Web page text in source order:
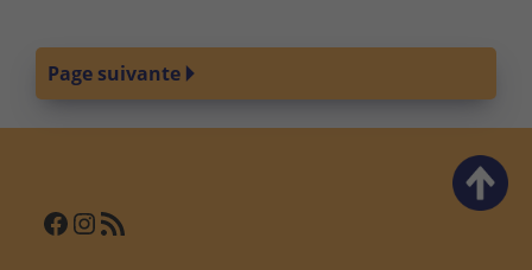
Page suivante
Facebook InstagramFlux RSS